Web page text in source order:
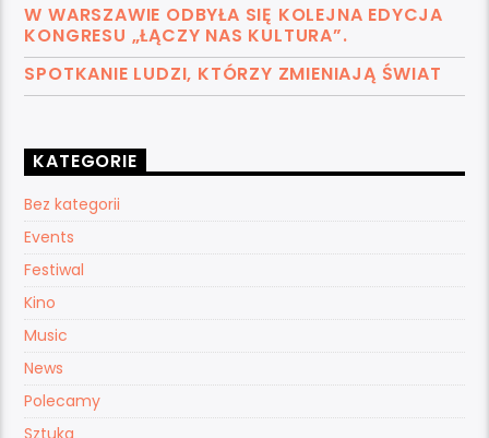
W WARSZAWIE ODBYŁA SIĘ KOLEJNA EDYCJA
KONGRESU „ŁĄCZY NAS KULTURA”.
SPOTKANIE LUDZI, KTÓRZY ZMIENIAJĄ ŚWIAT
KATEGORIE
Bez kategorii
Events
Festiwal
Kino
Music
News
Polecamy
Sztuka